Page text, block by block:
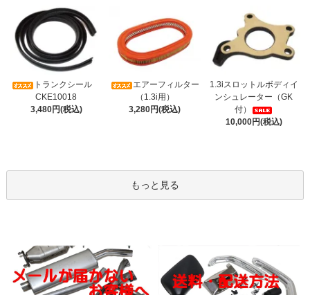
トランクシール
CKE10018
3,480円(税込)
エアーフィルター
（1.3i用）
3,280円(税込)
1.3iスロットルボディイ
ンシュレーター（GK
付）
10,000円(税込)
もっと見る